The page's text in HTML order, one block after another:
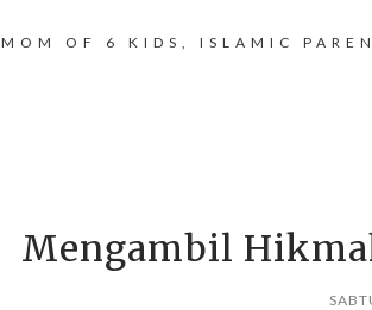
MOM OF 6 KIDS, ISLAMIC
Mengambil